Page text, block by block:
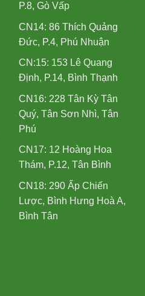
P.8, Gò Vấp
CN14: 86 Thích Quảng
Đức, P.4, Phú Nhuận
CN:15: 153 Lê Quang
Định, P.14, Bình Thạnh
CN16: 228 Tân Kỳ Tân
Quý, Tân Sơn Nhì, Tân
Phú
CN17: 12 Hoàng Hoa
Thám, P.12, Tân Bình
CN18: 290 Ấp Chiến
Lược, Bình Hưng Hoà A,
Bình Tân